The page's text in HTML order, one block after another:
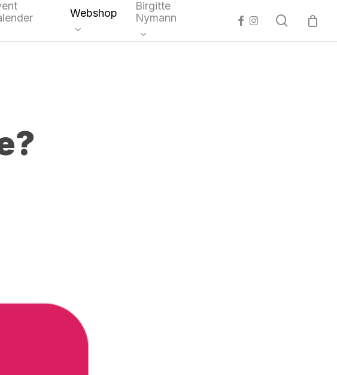
Webshop
Birgitte
Nymann
facebook
instagram search